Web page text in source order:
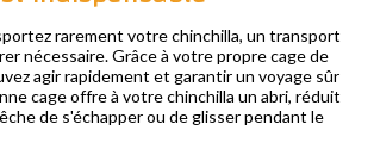
rarement votre chinchilla, un transport
nécessaire. Grâce à votre propre cage de
agir rapidement et garantir un voyage sûr
cage offre à votre chinchilla un abri, réduit
de s'échapper ou de glisser pendant le